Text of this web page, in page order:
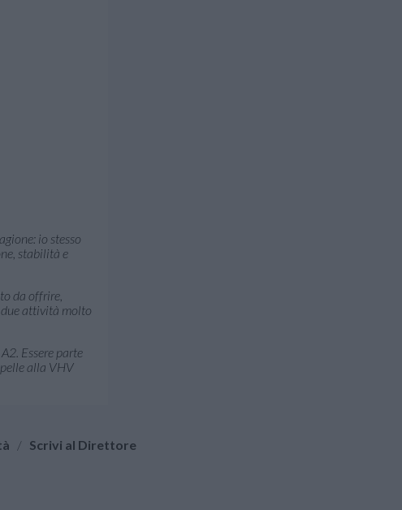
io stesso
stabilità e
da offrire,
attività molto
Essere parte
alla VHV
/ Scrivi al Direttore